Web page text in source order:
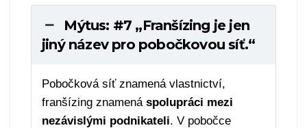
Mýtus: #7 „Franšízing je jen
jiný název pro pobočkovou síť.“
Pobočková síť znamená vlastnictví,
franšízing znamená spolupráci mezi
nezávislými podnikateli. V pobočce